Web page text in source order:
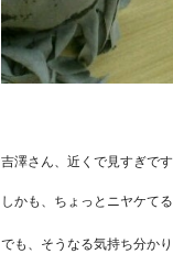
吉澤さん、近くで見すぎで
しかも、ちょっとニヤケて
でも、そうなる気持ち分か